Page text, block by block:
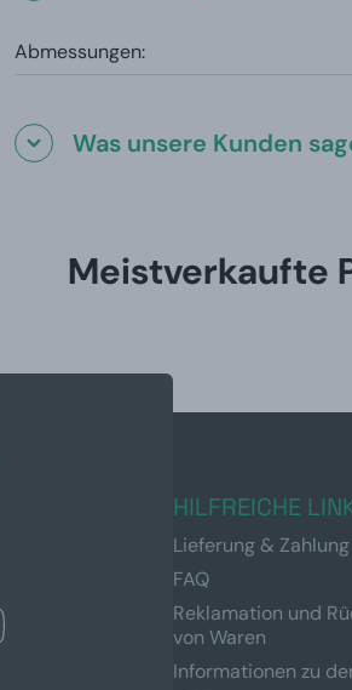
Abmessungen:
Was unsere Kunden
Meistverkaufte
HILFREICHE
Lieferung & Zahlung
FAQ
Reklamation und
von Waren
Informationen zu